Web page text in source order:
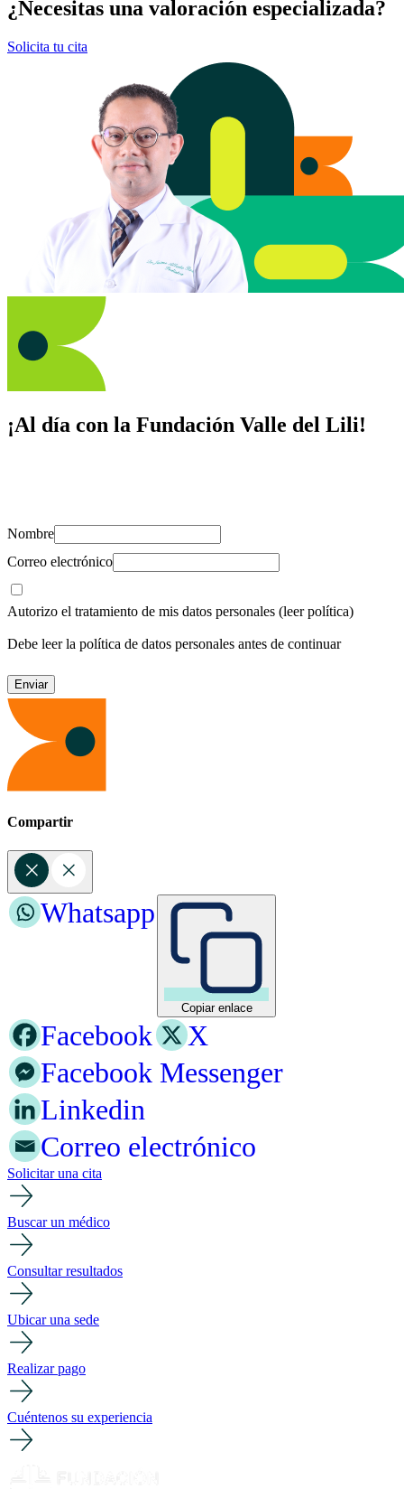
¿Necesitas una valoración especializada?
Solicita tu cita
¡Al día con la Fundación Valle del Lili!
Nombre
Correo electrónico
Autorizo el tratamiento de mis datos personales (leer política)
Debe leer la política de datos personales antes de continuar
Compartir
Copiar enlace
Whatsapp
Facebook
X
Facebook Messenger
Linkedin
Correo electrónico
Solicitar una cita
Buscar un médico
Consultar resultados
Ubicar una sede
Realizar pago
Cuéntenos su experiencia